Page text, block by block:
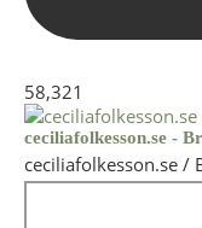
58,321
ceciliafolkesson.se -
ceciliafolkesson.se /